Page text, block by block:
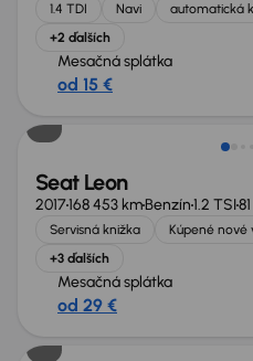
1.4 TDI Navi automatická
+2 ďalších
Mesačná splátka
od 15 €
Seat Leon
2017168 453 kmBenzín1.2 TSI
Servisná knižka Kúpené nové
+3 ďalších
Mesačná splátka
od 29 €
Zlacnené o 1 600 €